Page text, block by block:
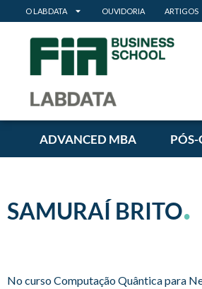
O LABDATA OUVIDORIA ARTIGOS
ADVANCED MBA
SAMURAÍ BRITO.
No curso Computação Quântica para